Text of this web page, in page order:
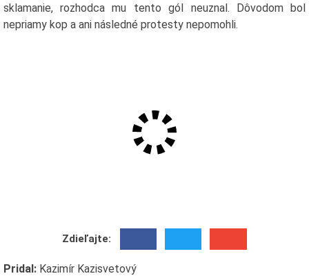
sklamanie, rozhodca mu tento gól neuznal. Dôvodom bol
nepriamy kop a ani následné protesty nepomohli.
Zdieľajte:
Pridal: Kazimír Kazisvetový